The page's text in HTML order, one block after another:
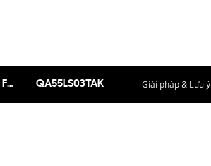
Smart TV 4K The Frame 55 inch LS03T QA55LS03TAK Giải pháp & Lưu ý